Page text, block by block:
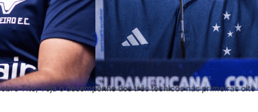
Tite; veja o desempenho dos três técnicos nas primeiras oito